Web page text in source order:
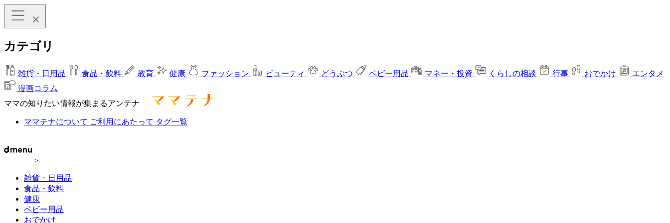
カテゴリ
雑貨・日用品 食品・飲料 教育 健康 ファッション ビューティ どうぶつ ベビー用品 マネー・投資 くらしの相談 行事 おでかけ
エンタメ
漫画コラム
ママの知りたい情報が集まるアンテナ
ママテナについて ご利用にあたって タグ一覧
>
雑貨・日用品
食品・飲料
健康
ベビー用品
おでかけ